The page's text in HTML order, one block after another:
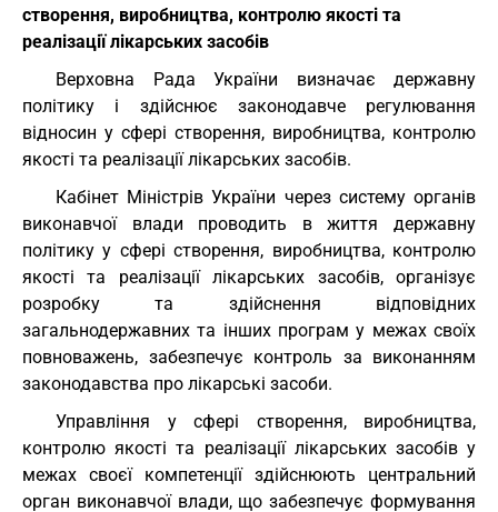
створення, виробництва, контролю якості та
реалізації лікарських засобів
Верховна Рада України визначає державну
політику і здійснює законодавче регулювання
відносин у сфері створення, виробництва, контролю
якості та реалізації лікарських засобів.
Кабінет Міністрів України через систему органів
виконавчої влади проводить в життя державну
політику у сфері створення, виробництва, контролю
якості та реалізації лікарських засобів, організує
розробку та здійснення відповідних
загальнодержавних та інших програм у межах своїх
повноважень, забезпечує контроль за виконанням
законодавства про лікарські засоби.
Управління у сфері створення, виробництва,
контролю якості та реалізації лікарських засобів у
межах своєї компетенції здійснюють центральний
орган виконавчої влади, що забезпечує формування